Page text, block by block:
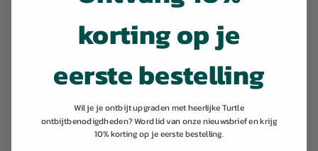
korting op je
eerste bestelling
Wil je je ontbijt upgraden met heerlijke Turtle
ontbijtbenodigdheden? Word lid van onze nieuwsbrief en krijg
10% korting op je eerste bestelling.